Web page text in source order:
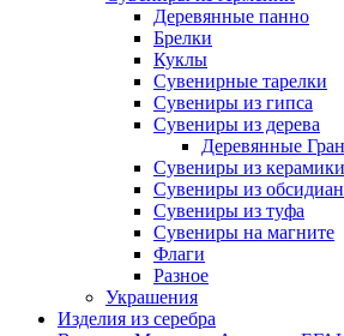
Деревянные панно
Брелки
Куклы
Сувенирные тарелки
Сувениры из гипса
Сувениры из дерева
Деревянные
Сувениры из керамики
Сувениры из
Сувениры из туфа
Сувениры на магните
Флаги
Разное
Украшения
Изделия из серебра